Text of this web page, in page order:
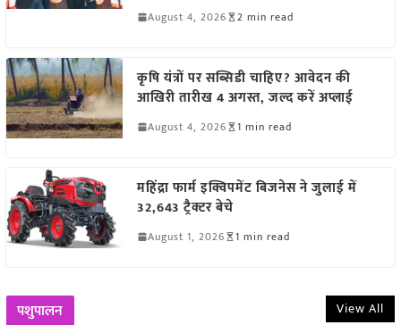
August 4, 2026 2 min read
कृषि यंत्रों पर सब्सिडी चाहिए? आवेदन की
आखिरी तारीख 4 अगस्त, जल्द करें अप्लाई
August 4, 2026 1 min read
महिंद्रा फार्म इक्विपमेंट बिजनेस ने जुलाई में
32,643 ट्रैक्टर बेचे
August 1, 2026 1 min read
पशुपालन View All